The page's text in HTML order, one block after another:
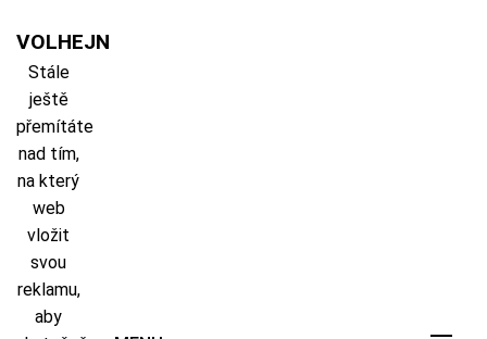
content
VOLHEJN
Stále
ještě
přemítáte
nad tím,
na který
web
vložit
svou
reklamu,
aby